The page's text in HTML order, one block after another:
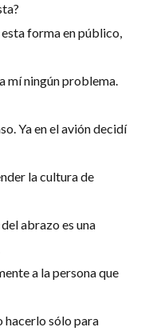
forma en público,
mí ningún problema.
Ya en el avión decidí
la cultura de
abrazo es una
a la persona que
hacerlo sólo para